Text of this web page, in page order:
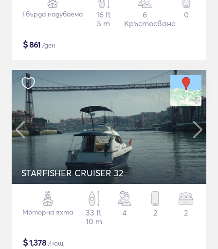
Твърда надуваема
16 ft
5 m
6
Кръстосване
0
$861 /ден
STARFISHER CRUISER 32
Моторна яхта
33 ft
10 m
4 2 2
$1,378 /нощ